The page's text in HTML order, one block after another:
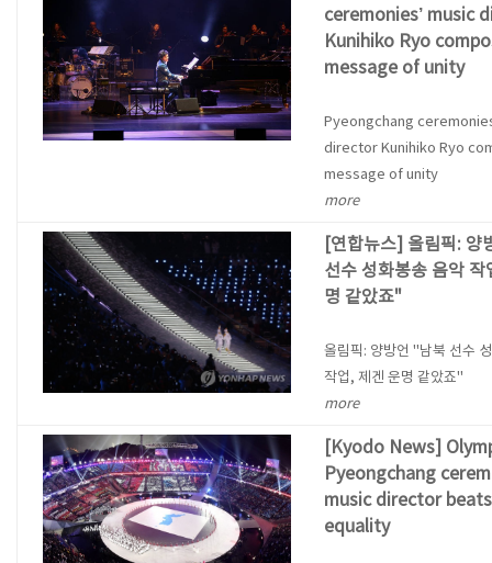
ceremonies’ music
Kunihiko Ryo
message of unity
Pyeongchang
director Kunihiko Ryo
message of unity
more
[연합뉴스] 올림픽: 양
선수 성화봉송 음악 작
명 같았죠"
올림픽: 양방언 "남북 선수
작업, 제겐 운명 같았죠"
more
[Kyodo News]
Pyeongchang
music director
equality